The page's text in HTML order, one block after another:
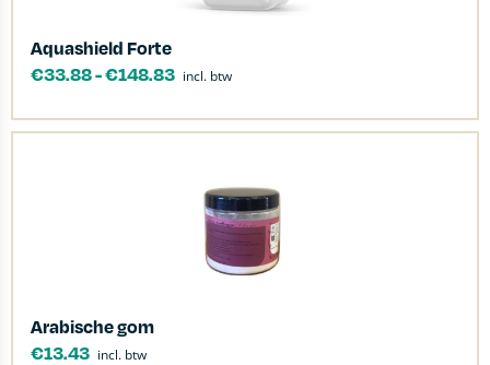
Aquashield Forte
€33.88-€148.83 incl. btw
Arabische gom
€13.43 incl. btw